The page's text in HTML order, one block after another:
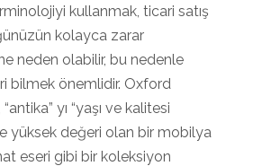
kullanmak, ticari satış
kolayca zarar
neden olabilir, bu nedenle
bilmek önemlidir. Oxford
yı “yaşı ve kalitesi
yüksek değeri olan bir mobilya
eseri gibi bir koleksiyon